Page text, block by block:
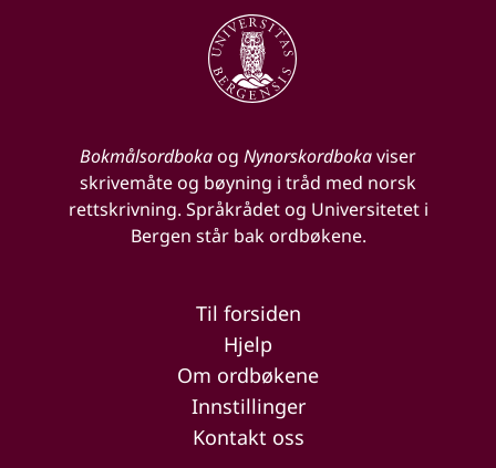
Bokmålsordbokaog Nynorskordbokaviser
skrivemåte og bøyning i tråd med norsk
rettskrivning. Språkrådet og Universitetet i
Bergen står bak ordbøkene.
Til forsiden
Hjelp
Om ordbøkene
Innstillinger
Kontakt oss